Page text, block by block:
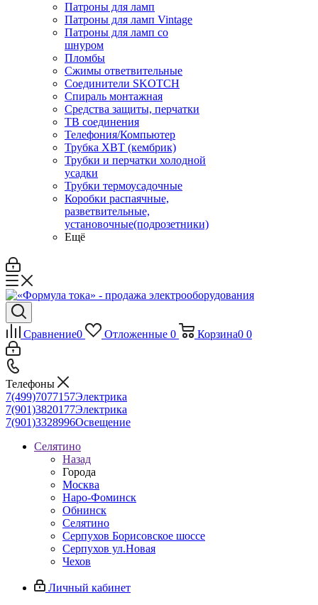
Патроны для ламп
Патроны для ламп Vintage
Патроны для ламп со
шнуром
Пломбы
Сжимы ответвительные
Соединители SKOTCH
Спираль монтажная
Средства защиты, перчатки
ТВ соединения
Телефония/Компьютер
Трубка ХВТ (кембрик)
Трубки и перчатки холодной
усадки
Трубки термоусадочные
Коробки распаячные,
разветвительные,
установочные(подрозетники)
Ещё
Сравнение0 Отложенные 0 Корзина0 0
Телефоны
7(499)7077157Электрика
7(901)3820177Электрика
7(901)3328996Освещение
Селятино
Назад
Города
Москва
Наро-Фоминск
Обнинск
Селятино
Серпухов Борисовское шоссе
Серпухов ул.Новая
Чехов
Личный кабинет